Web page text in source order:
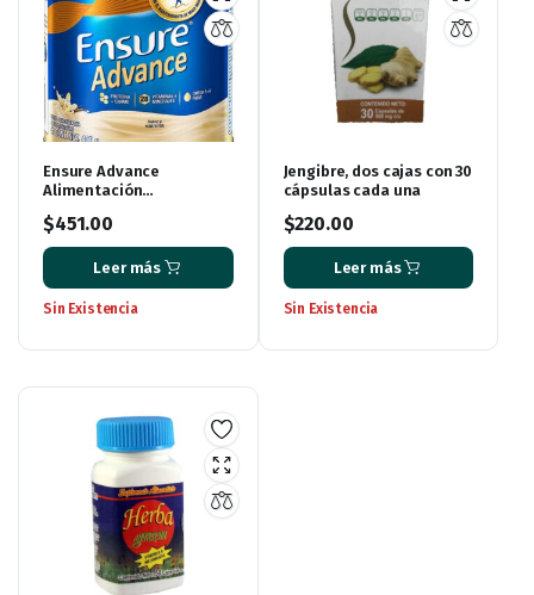
Ensure Advance
Alimentación
Unica con HMB Sabor
Vainilla de 400g
$451.00
Leer más
Sin Existencia
Jengibre, dos cajas con 30
cápsulas cada una
$220.00
Leer más
Sin Existencia